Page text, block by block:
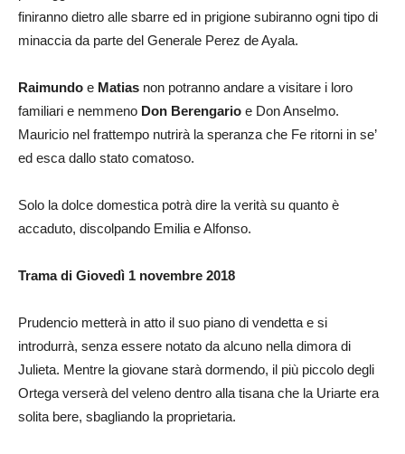
finiranno dietro alle sbarre ed in prigione subiranno ogni tipo di
minaccia da parte del Generale Perez de Ayala.
Raimundo e Matias non potranno andare a visitare i loro
familiari e nemmeno Don Berengario e Don Anselmo.
Mauricio nel frattempo nutrirà la speranza che Fe ritorni in se’
ed esca dallo stato comatoso.
Solo la dolce domestica potrà dire la verità su quanto è
accaduto, discolpando Emilia e Alfonso.
Trama di Giovedì 1 novembre 2018
Prudencio metterà in atto il suo piano di vendetta e si
introdurrà, senza essere notato da alcuno nella dimora di
Julieta. Mentre la giovane starà dormendo, il più piccolo degli
Ortega verserà del veleno dentro alla tisana che la Uriarte era
solita bere, sbagliando la proprietaria.